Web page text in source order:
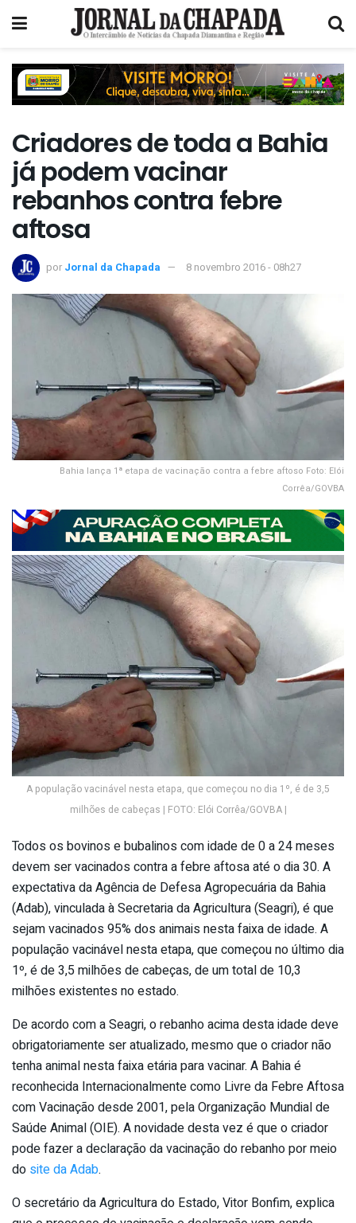
Criadores de toda a Bahia
já podem vacinar
rebanhos contra febre
aftosa
por Jornal da Chapada 8 novembro 2016 - 08h27
Bahia lança 1ª etapa de vacinação contra a febre aftoso Foto: Elói
Corrêa/GOVBA
A população vacinável nesta etapa, que começou no dia 1º, é de 3,5
milhões de cabeças | FOTO: Elói Corrêa/GOVBA |
Todos os bovinos e bubalinos com idade de 0 a 24 meses
devem ser vacinados contra a febre aftosa até o dia 30. A
expectativa da Agência de Defesa Agropecuária da Bahia
(Adab), vinculada à Secretaria da Agricultura (Seagri), é que
sejam vacinados 95% dos animais nesta faixa de idade. A
população vacinável nesta etapa, que começou no último dia
1º, é de 3,5 milhões de cabeças, de um total de 10,3
milhões existentes no estado.
De acordo com a Seagri, o rebanho acima desta idade deve
obrigatoriamente ser atualizado, mesmo que o criador não
tenha animal nesta faixa etária para vacinar. A Bahia é
reconhecida Internacionalmente como Livre da Febre Aftosa
com Vacinação desde 2001, pela Organização Mundial de
Saúde Animal (OIE). A novidade desta vez é que o criador
pode fazer a declaração da vacinação do rebanho por meio
do site da Adab.
O secretário da Agricultura do Estado, Vitor Bonfim, explica